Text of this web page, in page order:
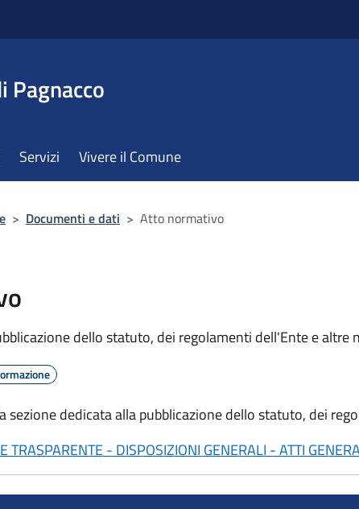
Pagnacco
Servizi Vivere il Comune
> Documenti e dati > Atto normativo
dello statuto, dei regolamenti dell'Ente e altre
sezione dedicata alla pubblicazione dello statuto, dei
TRASPARENTE - DISPOSIZIONI GENERALI - ATTI